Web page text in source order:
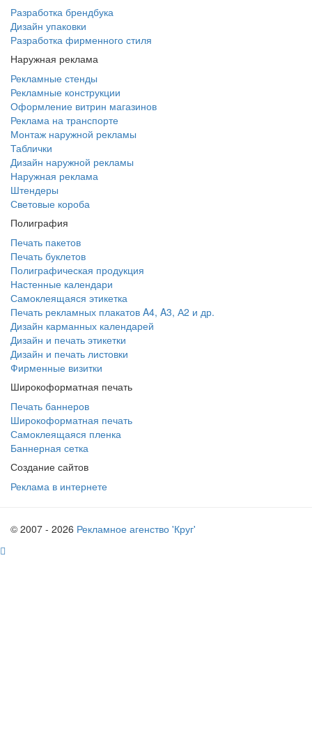
Разработка брендбука
Дизайн упаковки
Разработка фирменного стиля
Наружная реклама
Рекламные стенды
Рекламные конструкции
Оформление витрин магазинов
Реклама на транспорте
Монтаж наружной рекламы
Таблички
Дизайн наружной рекламы
Наружная реклама
Штендеры
Световые короба
Полиграфия
Печать пакетов
Печать буклетов
Полиграфическая продукция
Настенные календари
Самоклеящаяся этикетка
Печать рекламных плакатов A4, A3, А2 и др.
Дизайн карманных календарей
Дизайн и печать этикетки
Дизайн и печать листовки
Фирменные визитки
Широкоформатная печать
Печать баннеров
Широкоформатная печать
Самоклеящаяся пленка
Баннерная сетка
Создание сайтов
Реклама в интернете
© 2007 - 2026 Рекламное агенство 'Круг'